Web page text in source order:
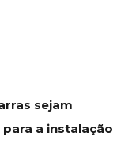
sejam
a instalação